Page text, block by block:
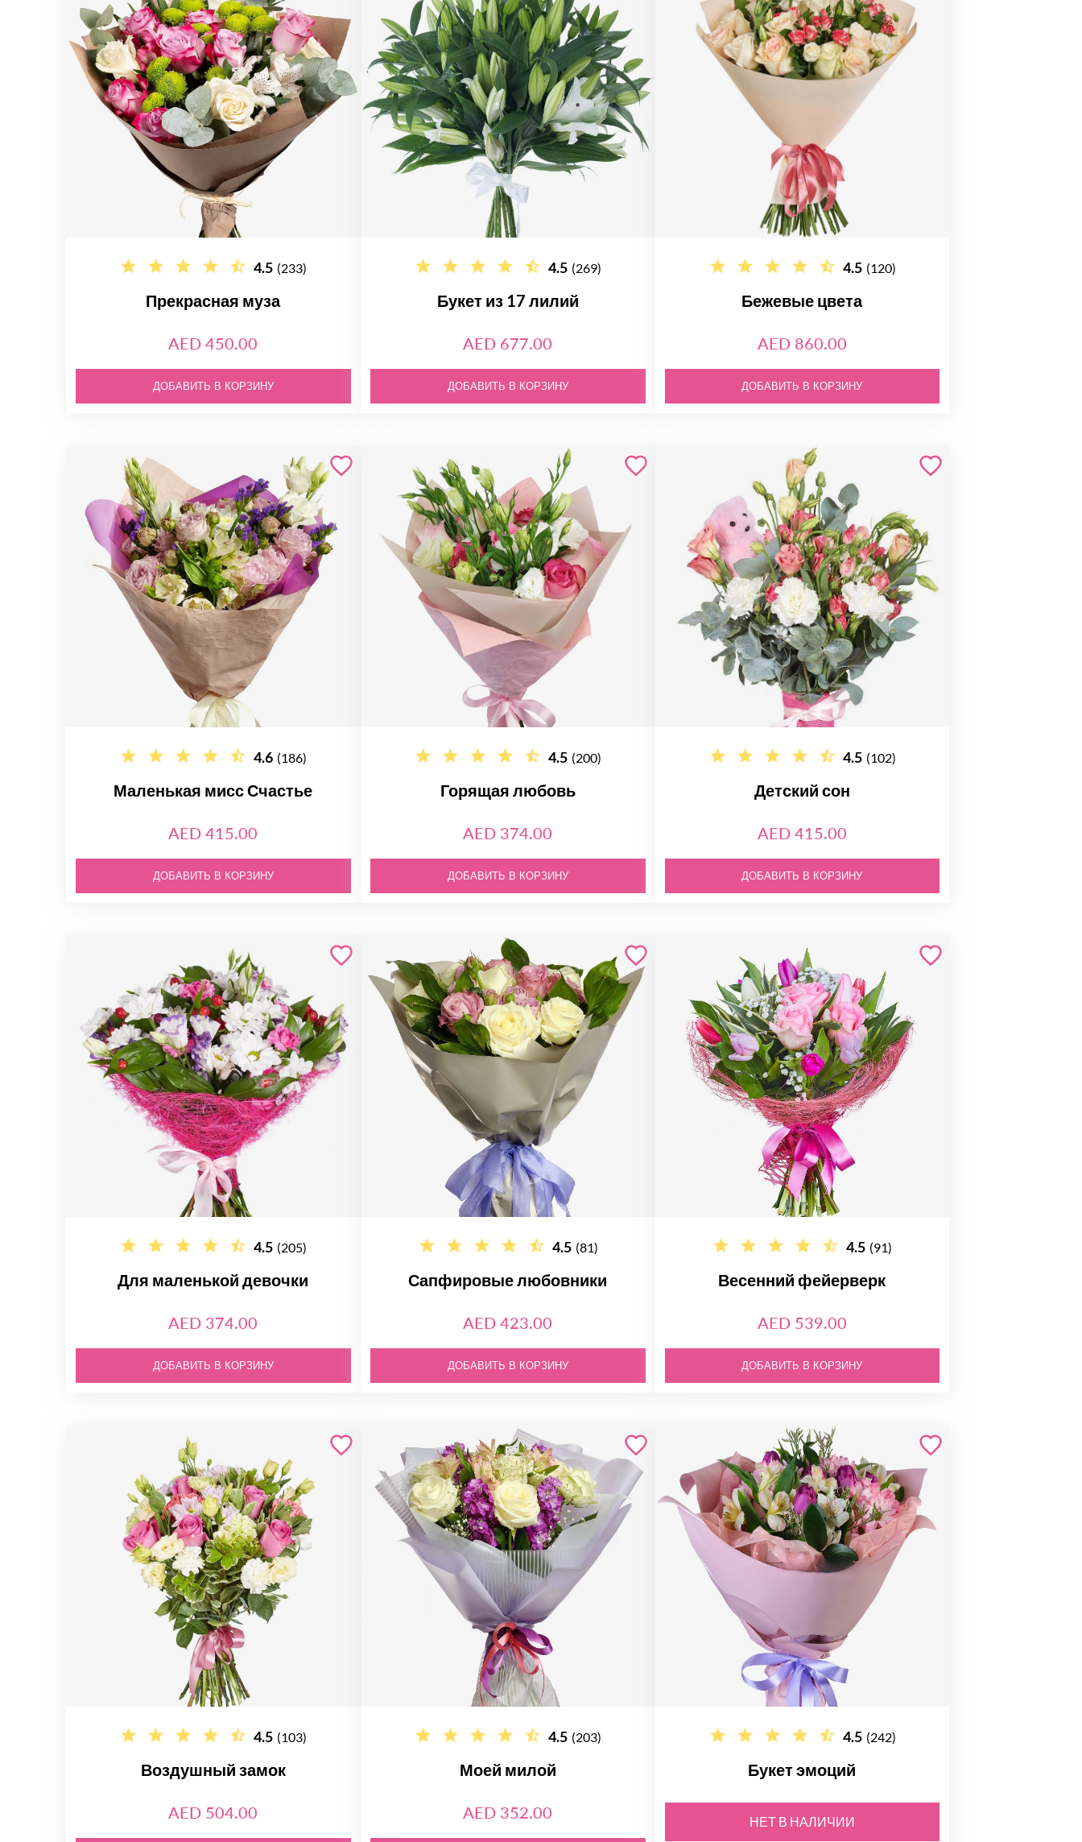
4.5 (233)
Прекрасная муза
AED 450.00
ДОБАВИТЬ В КОРЗИНУ
4.5 (269)
Букет из 17 лилий
AED 677.00
ДОБАВИТЬ В КОРЗИНУ
4.5 (120)
Бежевые цвета
AED 860.00
ДОБАВИТЬ В КОРЗИНУ
4.6 (186)
Маленькая мисс Счастье
AED 415.00
ДОБАВИТЬ В КОРЗИНУ
4.5 (200)
Горящая любовь
AED 374.00
ДОБАВИТЬ В КОРЗИНУ
4.5 (102)
Детский сон
AED 415.00
ДОБАВИТЬ В КОРЗИНУ
4.5 (205)
Для маленькой девочки
AED 374.00
ДОБАВИТЬ В КОРЗИНУ
4.5 (81)
Сапфировые любовники
AED 423.00
ДОБАВИТЬ В КОРЗИНУ
4.5 (91)
Весенний фейерверк
AED 539.00
ДОБАВИТЬ В КОРЗИНУ
4.5 (103)
Воздушный замок
AED 504.00
4.5 (203)
Моей милой
AED 352.00
4.5 (242)
Букет эмоций
НЕТ В НАЛИЧИИ